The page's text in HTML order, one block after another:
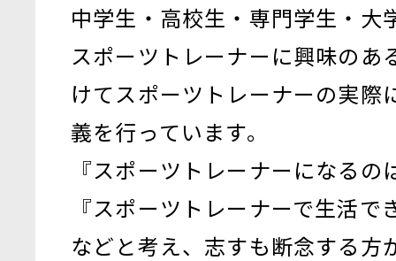
中学生・高校生・専門学生・大
スポーツトレーナーに興味のあ
けてスポーツトレーナーの実際
義を行っています。
『スポーツトレーナーになるの
『スポーツトレーナーで生活で
などと考え、志すも断念する方